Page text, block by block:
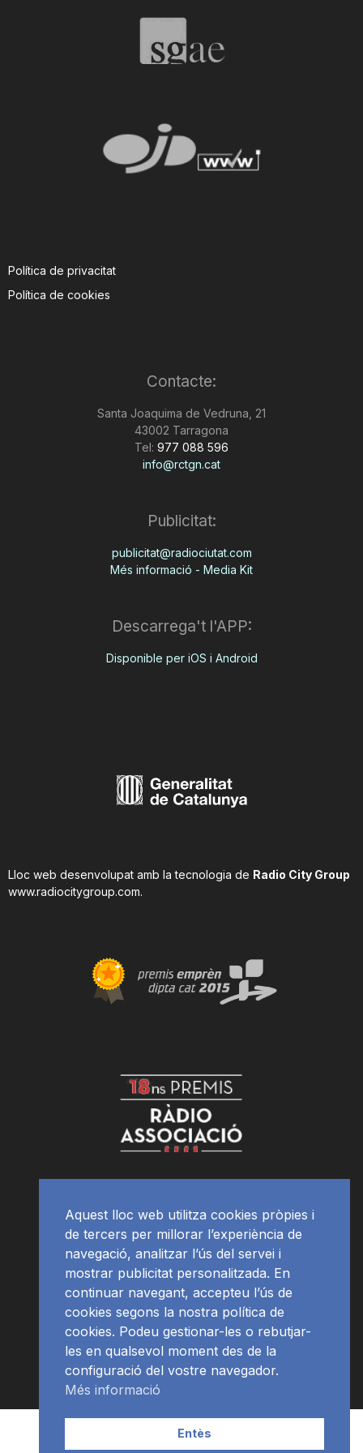
g
Política de privacitat
Política de cookies
Contacte:
Santa Joaquima de Vedruna, 21
43002 Tarragona
Tel: 977 088 596
info@rctgn.cat
Publicitat:
publicitat@radiociutat.com
Més informació - Media Kit
Descarrega't l'APP:
Disponible per iOS i Android
Lloc web desenvolupat amb la tecnologia de Radio City Group
www.radiocitygroup.com.
APP Programació
Aquest lloc web utilitza cookies pròpies i
de tercers per millorar l’experiència de
navegació, analitzar l’ús del servei i
mostrar publicitat personalitzada. En
continuar navegant, accepteu l’ús de
cookies segons la nostra política de
cookies. Podeu gestionar-les o rebutjar-
les en qualsevol moment des de la
configuració del vostre navegador.
Més informació
Entès